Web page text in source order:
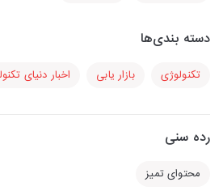
دسته بندی‌ها
تکنولوژی بازار یابی اخبار دنیای
رده سنی
محتوای تمیز